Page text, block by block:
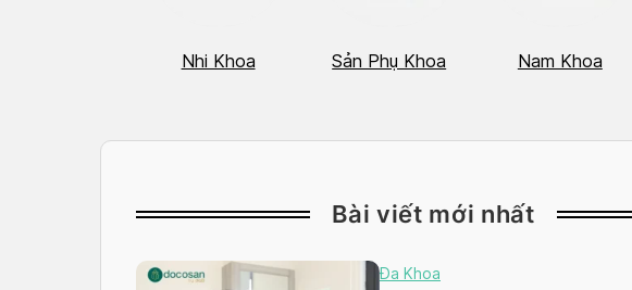
Nhi Khoa Sản Phụ Khoa Nam Khoa
Bài viết mới nhất
Đa Khoa